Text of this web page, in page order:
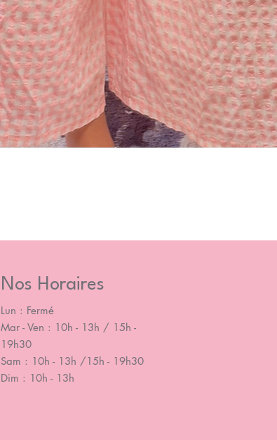
Nos Horaires
Lun : Fermé
Mar - Ven : 10h - 13h / 15h -
19h30
Sam : 10h - 13h /15h - 19h30
Dim : 10h - 13h